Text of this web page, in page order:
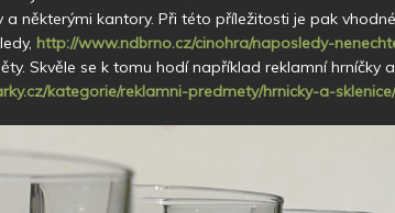
některými kantory. Při této příležitosti je pak
http://www.ndbrno.cz/cinohra/naposledy-
Skvěle se k tomu hodí například reklamní hrníčky
kategorie/reklamni-predmety/hrnicky-a-sklenice/